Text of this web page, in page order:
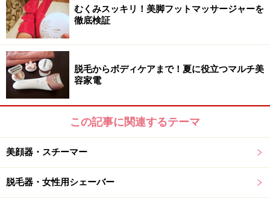
魅力的です。
ブラシの背面にある取り外し可能なリキッドタンクにお
好みの化粧水や頭皮ケアアイテムを入れ、浸透させたい
箇所にピンポイントで塗布できます。
3COINSの美顔器の中でも特に人気の高い本アイテム。た
だし、レベル設定はないので、EMSモードの顔への使用
は慎重に検討しましょう。かなり肌を濡らした状態で使
用するか、ゲルなど厚みがあるものを塗布して使用する
のがおすすめです。
むくみスッキリ！美脚フットマッサージャーを
徹底検証
脱毛からボディケアまで！夏に役立つマルチ美
容家電
この記事に関連するテーマ
美顔器・スチーマー
脱毛器・女性用シェーバー